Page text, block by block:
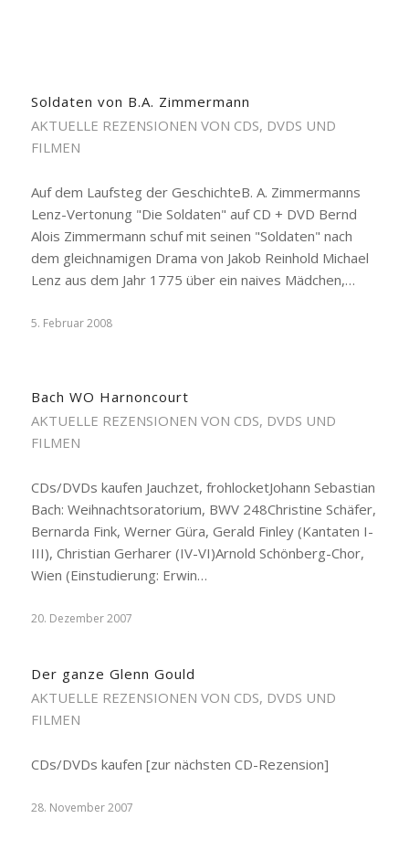
Soldaten von B.A. Zimmermann
AKTUELLE REZENSIONEN VON CDS, DVDS UND
FILMEN
Auf dem Laufsteg der GeschichteB. A. Zimmermanns
Lenz-Vertonung "Die Soldaten" auf CD + DVD Bernd
Alois Zimmermann schuf mit seinen "Soldaten" nach
dem gleichnamigen Drama von Jakob Reinhold Michael
Lenz aus dem Jahr 1775 über ein naives Mädchen,…
5. Februar 2008
Bach WO Harnoncourt
AKTUELLE REZENSIONEN VON CDS, DVDS UND
FILMEN
CDs/DVDs kaufen Jauchzet, frohlocketJohann Sebastian
Bach: Weihnachtsoratorium, BWV 248Christine Schäfer,
Bernarda Fink, Werner Güra, Gerald Finley (Kantaten I-
III), Christian Gerharer (IV-VI)Arnold Schönberg-Chor,
Wien (Einstudierung: Erwin…
20. Dezember 2007
Der ganze Glenn Gould
AKTUELLE REZENSIONEN VON CDS, DVDS UND
FILMEN
CDs/DVDs kaufen [zur nächsten CD-Rezension]
28. November 2007